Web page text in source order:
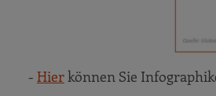
- Hierkönnen Sie